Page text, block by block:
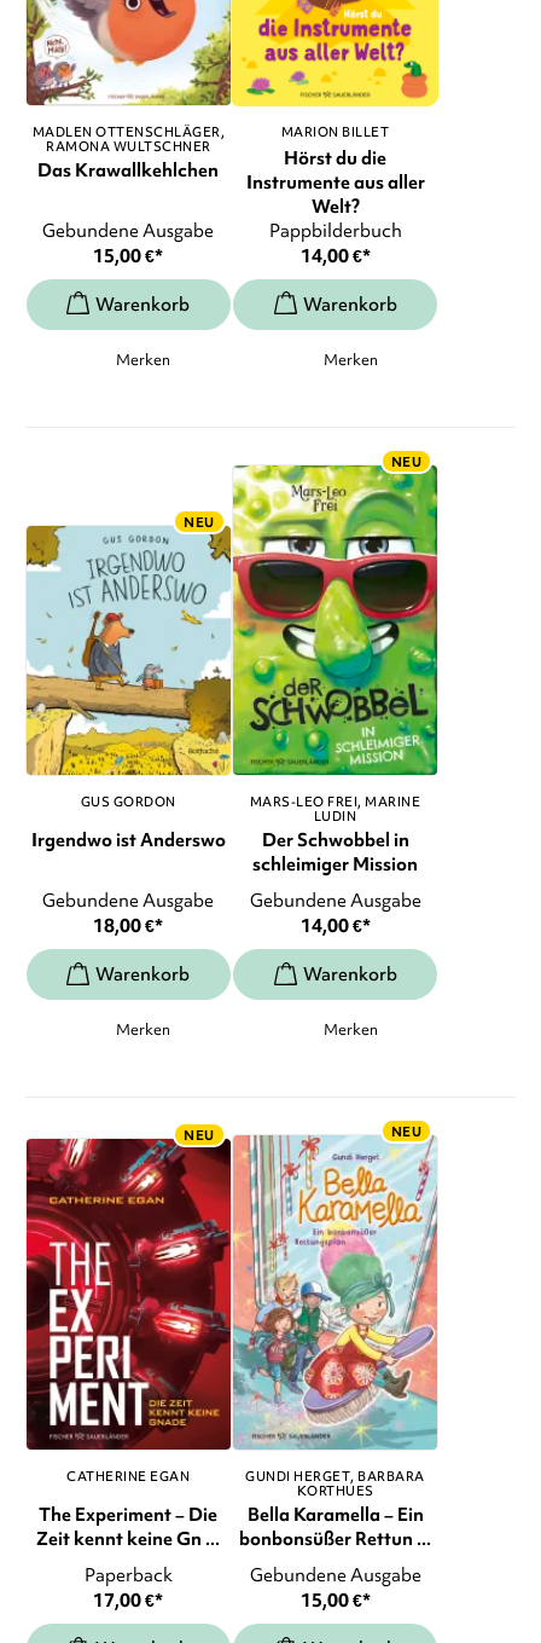
MADLEN OTTENSCHLÄGER
RAMONA WULTSCHNER
Das Krawallkehlchen
Gebundene Ausgabe
15,00€*
Merken
MARION BILLET
Hörst du die
Instrumente aus aller
Welt?
Pappbilderbuch
14,00€*
Merken
NEU
GUS GORDON
Irgendwo ist Anderswo
Gebundene Ausgabe
18,00€*
Merken
NEU
MARS-LEO FREI MARINE
LUDIN
Der Schwobbel in
schleimiger Mission
Gebundene Ausgabe
14,00€*
Merken
NEU
CATHERINE EGAN
The Experiment – Die
Zeit kennt keine Gn ...
Paperback
17,00€*
NEU
GUNDI HERGET BARBARA
KORTHUES
Bella Karamella – Ein
bonbonsüßer Rettun ...
Gebundene Ausgabe
15,00€*